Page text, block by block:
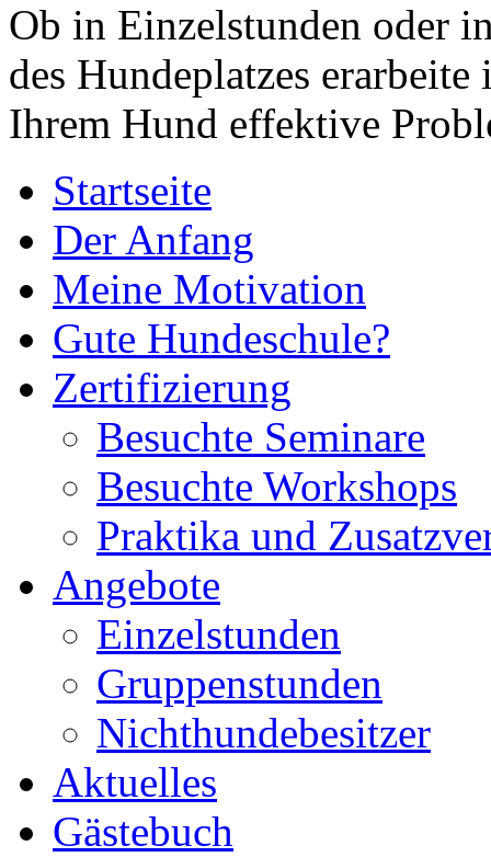
Ob in Einzelstunden oder
des Hundeplatzes
Ihrem Hund effektive
Startseite
Der Anfang
Meine Motivation
Gute Hundeschule?
Zertifizierung
Besuchte Seminare
Besuchte Workshops
Praktika und
Angebote
Einzelstunden
Gruppenstunden
Nichthundebesitzer
Aktuelles
Gästebuch